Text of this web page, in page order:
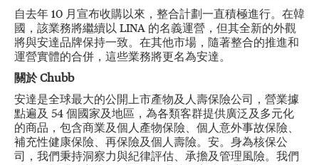
自去年 10 月宣布收購以來，整合計劃一直積極進行。在韓
國，該業務將繼續以 LINA 的名義運營，但其全新的外觀
將與安達品牌保持一致。在其他市場，隨著整合的推進和
運營實體的合併，這些業務將更名為安達。
關於Chubb
安達是全球最大的公開上市產物及人壽保險公司，營業據
點遍及 54 個國家及地區，為各類客群提供廣泛及多元化
的商品，包含商業及個人產物保險、個人意外事故保險、
補充性健康保險、再保險及個人壽險。安。身為核保公
司，我們秉持洞察力與紀律評估、承擔及管理風險。我們